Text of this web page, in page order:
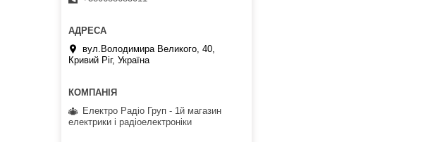
вул.Володимира Великого, 40,
Кривий Ріг, Україна
Електро Радіо Груп - 1й магазин
електрики і радіоелектроніки